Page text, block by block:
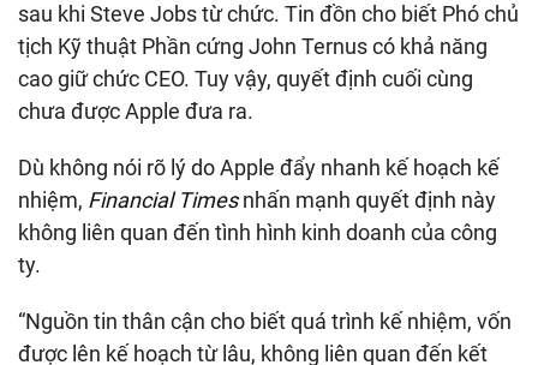
sau khi Steve Jobs từ chức. Tin đồn cho biết Phó chủ
tịch Kỹ thuật Phần cứng John Ternus có khả năng
cao giữ chức CEO. Tuy vậy, quyết định cuối cùng
chưa được Apple đưa ra.
Dù không nói rõ lý do Apple đẩy nhanh kế hoạch kế
nhiệm, Financial Timesnhấn mạnh quyết định này
không liên quan đến tình hình kinh doanh của công
ty.
“Nguồn tin thân cận cho biết quá trình kế nhiệm, vốn
được lên kế hoạch từ lâu, không liên quan đến kết